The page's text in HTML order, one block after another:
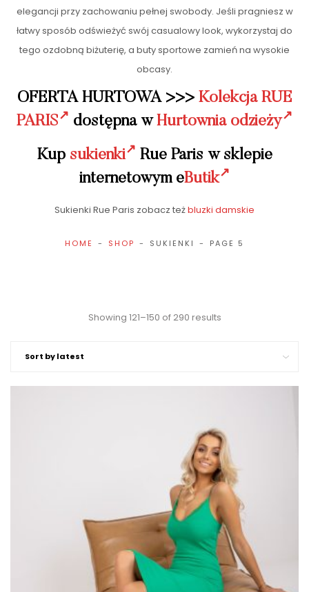
elegancji przy zachowaniu pełnej swobody. Jeśli pragniesz w
łatwy sposób odświeżyć swój casualowy look, wykorzystaj do
tego ozdobną biżuterię, a buty sportowe zamień na wysokie
obcasy.
OFERTA HURTOWA >>> Kolekcja RUE
PARIS
dostępna wHurtownia odzieży
Kup sukienki
Rue Paris w sklepie
internetowym eButik
Sukienki Rue Paris zobacz teżbluzki damskie
HOME SHOP SUKIENKI PAGE 5
Showing 121–150 of 290 results